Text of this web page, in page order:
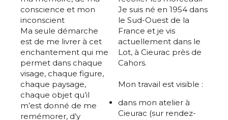
conscience et mon
inconscient
Ma seule démarche
est de me livrer à cet
enchantement qui me
permet dans chaque
visage, chaque figure,
chaque paysage,
chaque objet qu’il
m’est donné de me
remémorer, d’y
Je suis né en 1954 dans
le Sud-Ouest de la
France et je vis
actuellement dans le
Lot, à Cieurac près de
Cahors.
Mon travail est visible :
dans mon atelier à
Cieurac (sur rendez-